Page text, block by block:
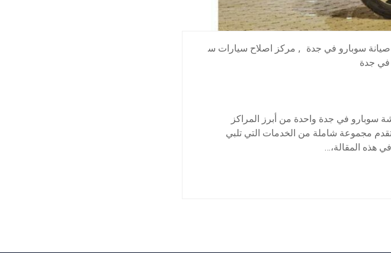
سوبارو في جدة , مركز اصلاح سيارات س
في جدة
سوبارو في جدة واحدة من أبرز المراكز
مجموعة شاملة من الخدمات التي تلبي
هذه المقالة،…